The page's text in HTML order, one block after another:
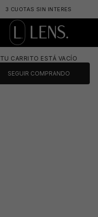
3 CUOTAS SIN INTERES
LENS. OPTICA ONLINE -
TU CARRITO ESTÁ VACÍO
SEGUIR COMPRANDO